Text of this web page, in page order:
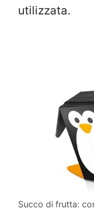
utilizzata.
Succo di frutta: